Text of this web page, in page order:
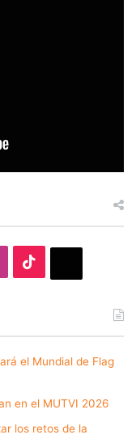
el Mundial de Flag
en el MUTVI 2026
los retos de la